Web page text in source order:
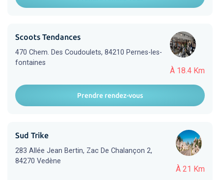
À 18.4 Km
Scoots Tendances
470 Chem. Des Coudoulets, 84210 Pernes-les-
fontaines
Prendre rendez-vous
À 21 Km
Sud Trike
283 Allée Jean Bertin, Zac De Chalançon 2,
84270 Vedène